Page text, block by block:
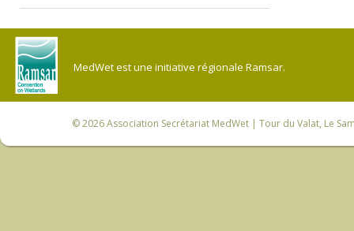
MedWet est une initiative régionale Ramsar.
© 2026Association Secrétariat MedWet | Tour du Valat, Le